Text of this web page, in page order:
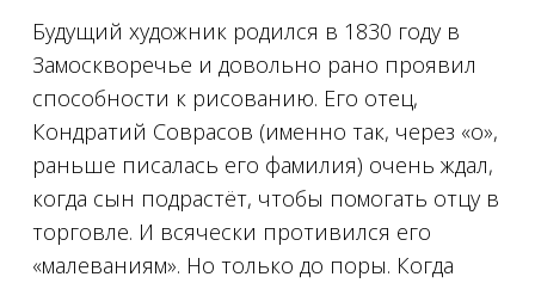
Будущий художник родился в 1830 году в
Замоскворечье и довольно рано проявил
способности к рисованию. Его отец,
Кондратий Соврасов (именно так, через «о»,
раньше писалась его фамилия) очень ждал,
когда сын подрастёт, чтобы помогать отцу в
торговле. И всячески противился его
«малеваниям». Но только до поры. Когда